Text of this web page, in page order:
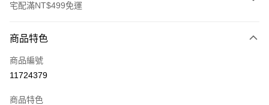
宅配滿NT$499免運
信用卡一次付款
運送方式
宅配
商品特色
商品編號
11724379
商品特色